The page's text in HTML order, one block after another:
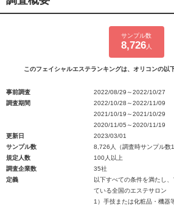
サンプル数
8,726人
このフェイシャルエステランキングは、オリコンの以
事前調査
2022/08/29～2022/10/27
調査期間
2022/10/28～2022/11/09
2021/10/19～2021/10/29
2020/11/05～2020/11/19
更新日
2023/03/01
サンプル数
8,726人（調査時サンプル数
規定人数
100人以上
調査企業数
35社
定義
以下すべての条件を満たし
ている全国のエステサロン
1）手技または化粧品・機器